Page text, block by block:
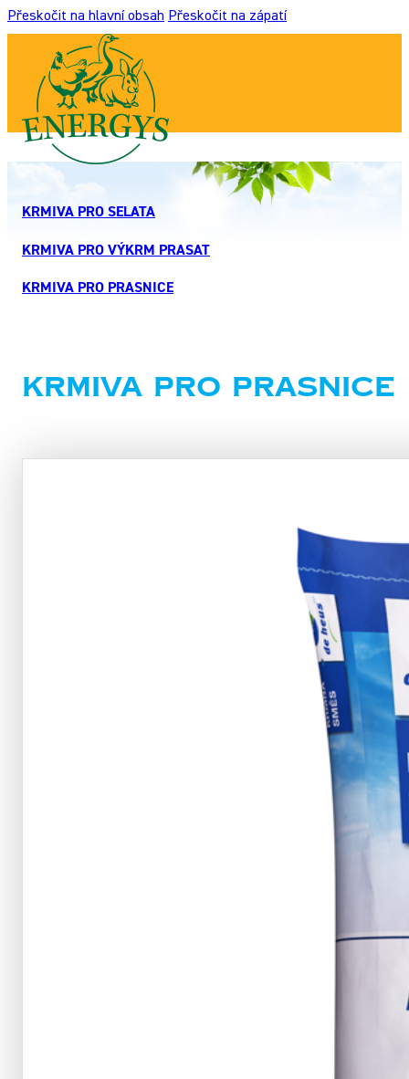
Přeskočit na hlavní obsah Přeskočit na zápatí
KRMIVA PRO SELATA
KRMIVA PRO VÝKRM PRASAT
KRMIVA PRO PRASNICE
Krmiva pro prasnice